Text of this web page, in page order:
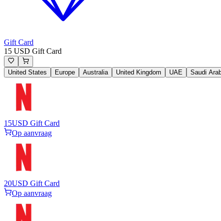
Gift Card
15 USD Gift Card
United States Europe Australia United Kingdom UAE Saudi
15USD Gift Card
Op aanvraag
20USD Gift Card
Op aanvraag